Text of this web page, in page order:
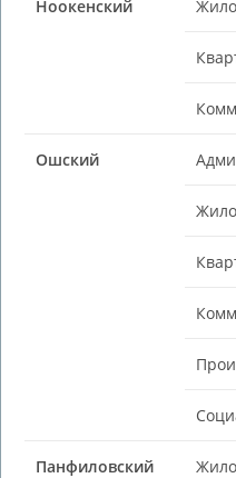
Ноокенский
Ошский
Панфиловский